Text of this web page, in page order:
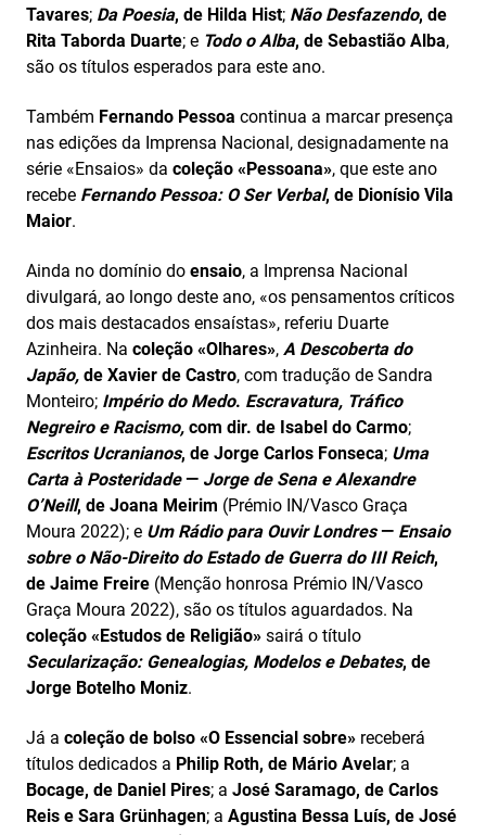
Tavares; Da Poesia, de Hilda Hist; Não Desfazendo, de
Rita Taborda Duarte; e Todo o Alba, de Sebastião Alba,
são os títulos esperados para este ano.
Também Fernando Pessoa continua a marcar presença
nas edições da Imprensa Nacional, designadamente na
série «Ensaios» da coleção «Pessoana», que este ano
recebe Fernando Pessoa: O Ser Verbal, de Dionísio Vila
Maior.
Ainda no domínio do ensaio, a Imprensa Nacional
divulgará, ao longo deste ano, «os pensamentos críticos
dos mais destacados ensaístas», referiu Duarte
Azinheira. Na coleção «Olhares», A Descoberta do
Japão, de Xavier de Castro, com tradução de Sandra
Monteiro; Império do Medo. Escravatura, Tráfico
Negreiro e Racismo, com dir. de Isabel do Carmo;
Escritos Ucranianos, de Jorge Carlos Fonseca; Uma
Carta à Posteridade— Jorge de Sena e Alexandre
O’Neill, de Joana Meirim (Prémio IN/Vasco Graça
Moura 2022); e Um Rádio para Ouvir Londres— Ensaio
sobre o Não-Direito do Estado de Guerra do III Reich,
de Jaime Freire (Menção honrosa Prémio IN/Vasco
Graça Moura 2022), são os títulos aguardados. Na
coleção «Estudos de Religião» sairá o título
Secularização: Genealogias, Modelos e Debates, de
Jorge Botelho Moniz.
Já a coleção de bolso «O Essencial sobre» receberá
títulos dedicados a Philip Roth, de Mário Avelar; a
Bocage, de Daniel Pires; a José Saramago, de Carlos
Reis e Sara Grünhagen; a Agustina Bessa Luís, de José